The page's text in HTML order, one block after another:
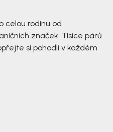
celou rodinu od
značek. Tisíce párů
si pohodlí v každém